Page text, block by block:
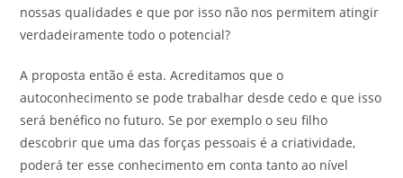
nossas qualidades e que por isso não nos permitem atingir
verdadeiramente todo o potencial?
A proposta então é esta. Acreditamos que o
autoconhecimento se pode trabalhar desde cedo e que isso
será benéfico no futuro. Se por exemplo o seu filho
descobrir que uma das forças pessoais é a criatividade,
poderá ter esse conhecimento em conta tanto ao nível